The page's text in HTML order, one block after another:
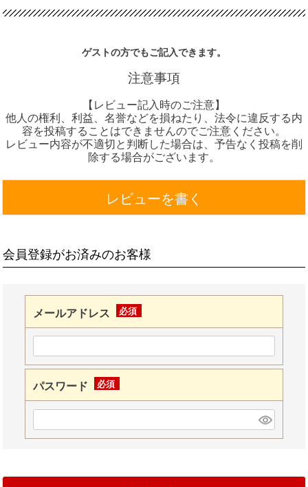
ゲストの方でもご記入できます。
注意事項
【レビュー記入時のご注意】
他人の権利、利益、名誉などを損ねたり、法令に違反する内
容を投稿することはできませんのでご注意ください。
レビュー内容が不適切と判断した場合は、予告なく投稿を削
除する場合がございます。
レビューを書く
会員登録がお済みのお客様
メールアドレス
須)
パスワード
須)